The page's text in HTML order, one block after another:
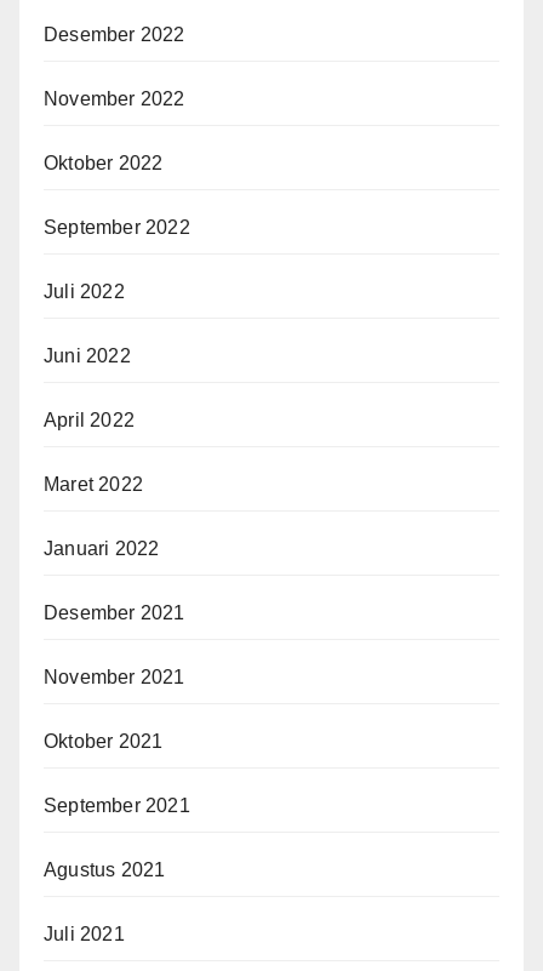
Desember 2022
November 2022
Oktober 2022
September 2022
Juli 2022
Juni 2022
April 2022
Maret 2022
Januari 2022
Desember 2021
November 2021
Oktober 2021
September 2021
Agustus 2021
Juli 2021